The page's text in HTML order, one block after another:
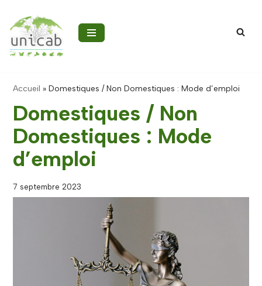
Aller
au
contenu
Accueil » Domestiques / Non Domestiques : Mode d’emploi
Domestiques / Non
Domestiques : Mode
d’emploi
7 septembre 2023